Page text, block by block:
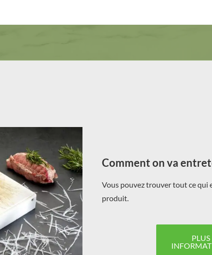
Comment on va
Vous pouvez trouver tout ce qui
produit.
PLUS